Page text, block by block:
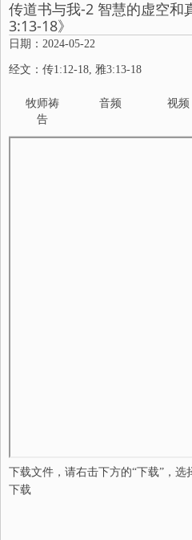
传道书与我-2 智慧的虚空和
3:13-18》
日期：2024-05-22
经文：传1:12-18, 雅3:13-18
牧师祷
告
音频 视频
下载文件，请右击下方的“下载”，选
下载